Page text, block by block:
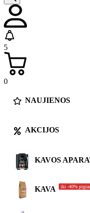
5
0
NAUJIENOS
AKCIJOS
KAVOS
KAVA iki -40%